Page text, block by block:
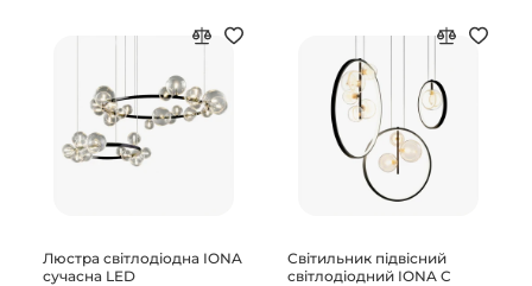
Люстра світлодіодна IONA
сучасна LED
Світильник підвісний
світлодіодний IONA C